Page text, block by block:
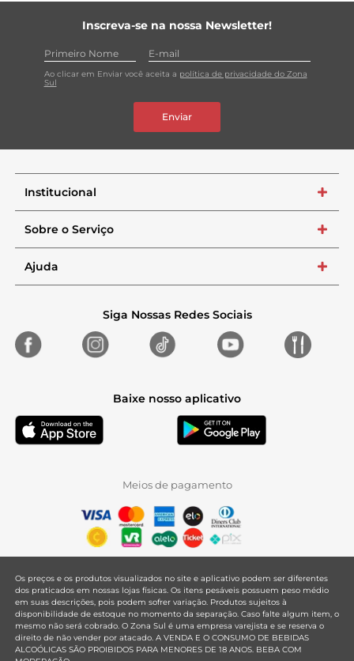
Inscreva-se na nossa Newsletter!
Ao clicar em Enviar você aceita a política de privacidade do Zona
Sul
Enviar
Institucional +
Sobre o Serviço +
Ajuda +
Siga Nossas Redes Sociais
Baixe nosso aplicativo
Meios de pagamento
Os preços e os produtos visualizados no site e aplicativo podem ser diferentes
dos praticados em nossas lojas físicas. Os itens pesáveis possuem peso médio
em suas descrições, pois podem sofrer variação. Produtos sujeitos à
disponibilidade de estoque no momento da separação. Caso falte algum item, o
mesmo não será cobrado. O Zona Sul é uma empresa varejista e se reserva o
direito de não vender por atacado. A VENDA E O CONSUMO DE BEBIDAS
ALCOÓLICAS SÃO PROIBIDOS PARA MENORES DE 18 ANOS. BEBA COM